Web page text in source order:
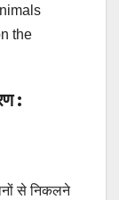
the
:
से निकलने